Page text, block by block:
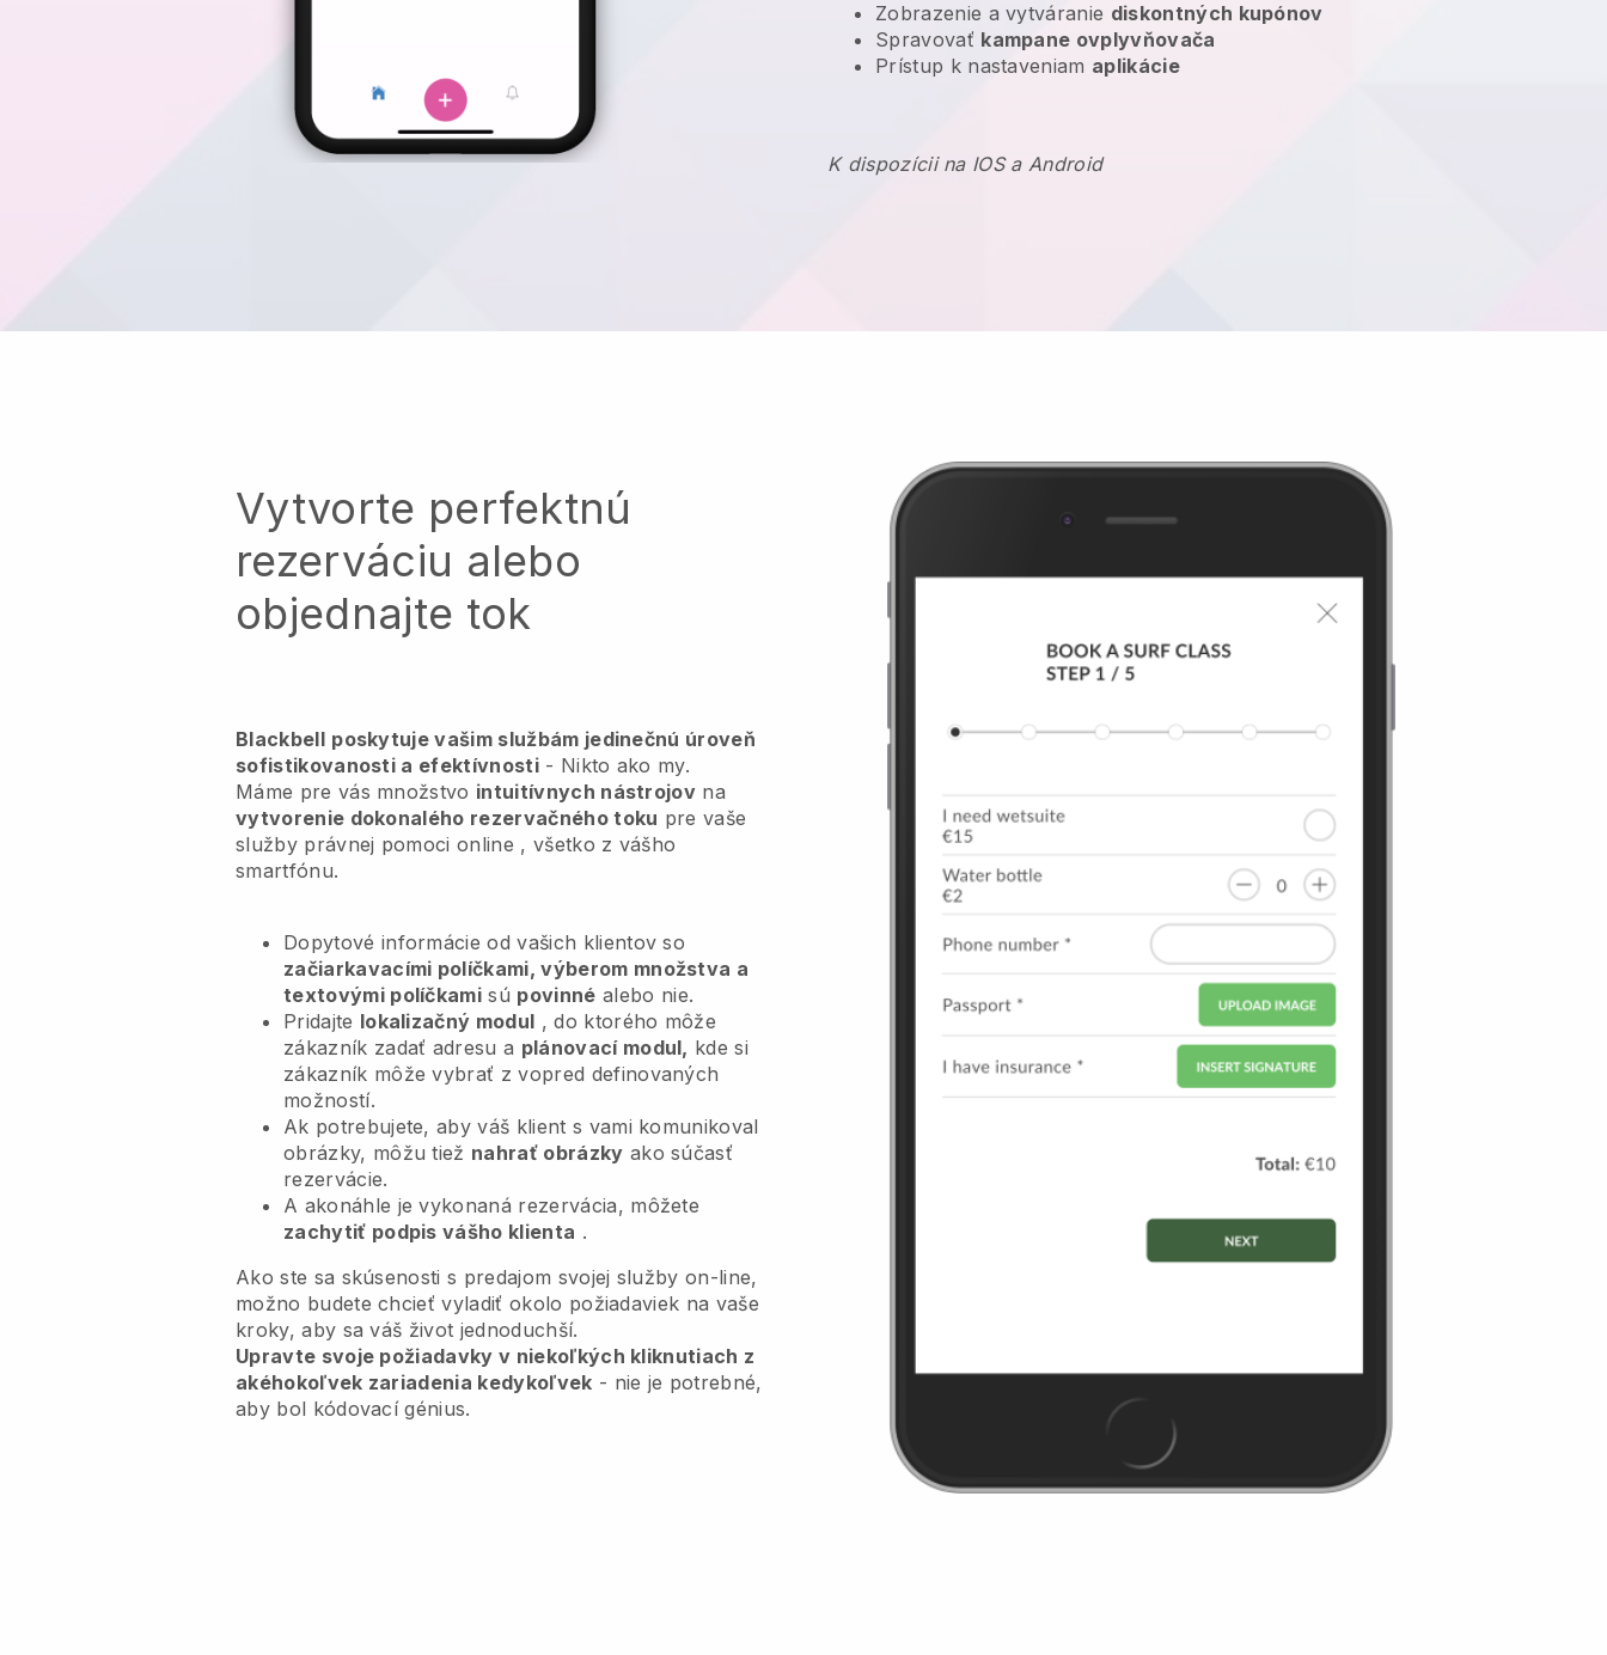
Zobrazenie a vytváranie diskontných kupónov
Spravovať kampane ovplyvňovača
Prístup k nastaveniam aplikácie
K dispozícii na IOS a Android
Vytvorte perfektnú
rezerváciu alebo
objednajte tok
Blackbell poskytuje vašim službám jedinečnú úroveň
sofistikovanosti a efektívnosti- Nikto ako my.
Máme pre vás množstvo intuitívnych nástrojov na
vytvorenie dokonalého rezervačného toku pre vaše
služby právnej pomoci online , všetko z vášho
smartfónu.
Dopytové informácie od vašich klientov so
začiarkavacími políčkami, výberom množstva a
textovými políčkami sú povinné alebo nie.
Pridajte lokalizačný modul , do ktorého môže
zákazník zadať adresu a plánovací modul, kde si
zákazník môže vybrať z vopred definovaných
možností.
Ak potrebujete, aby váš klient s vami komunikoval
obrázky, môžu tiež nahrať obrázky ako súčasť
rezervácie.
A akonáhle je vykonaná rezervácia, môžete
zachytiť podpis vášho klienta .
Ako ste sa skúsenosti s predajom svojej služby on-line,
možno budete chcieť vyladiť okolo požiadaviek na vaše
kroky, aby sa váš život jednoduchší.
Upravte svoje požiadavky v niekoľkých kliknutiach z
akéhokoľvek zariadenia kedykoľvek - nie je potrebné,
aby bol kódovací génius.